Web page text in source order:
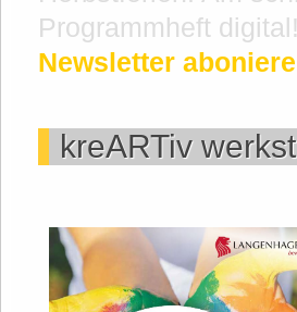
Programmheft
Newsletter
kreARTiv